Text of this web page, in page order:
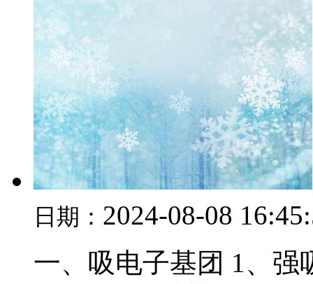
日期： 2024-08-08
一、吸电子基团 1、强